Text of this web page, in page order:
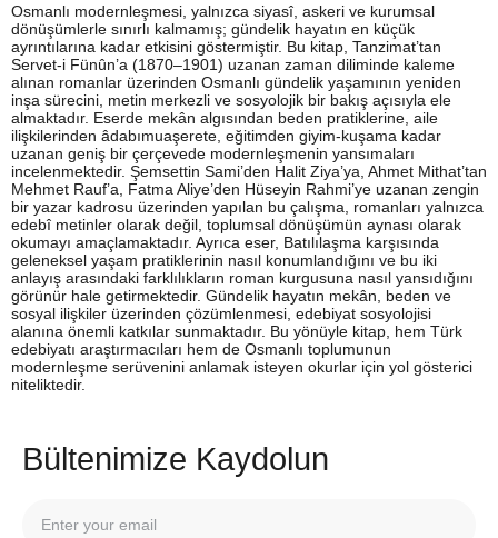
Osmanlı modernleşmesi, yalnızca siyasî, askeri ve kurumsal
dönüşümlerle sınırlı kalmamış; gündelik hayatın en küçük
ayrıntılarına kadar etkisini göstermiştir. Bu kitap, Tanzimat’tan
Servet-i Fünûn’a (1870–1901) uzanan zaman diliminde kaleme
alınan romanlar üzerinden Osmanlı gündelik yaşamının yeniden
inşa sürecini, metin merkezli ve sosyolojik bir bakış açısıyla ele
almaktadır. Eserde mekân algısından beden pratiklerine, aile
ilişkilerinden âdabımuaşerete, eğitimden giyim-kuşama kadar
uzanan geniş bir çerçevede modernleşmenin yansımaları
incelenmektedir. Şemsettin Sami’den Halit Ziya’ya, Ahmet Mithat’tan
Mehmet Rauf’a, Fatma Aliye’den Hüseyin Rahmi’ye uzanan zengin
bir yazar kadrosu üzerinden yapılan bu çalışma, romanları yalnızca
edebî metinler olarak değil, toplumsal dönüşümün aynası olarak
okumayı amaçlamaktadır. Ayrıca eser, Batılılaşma karşısında
geleneksel yaşam pratiklerinin nasıl konumlandığını ve bu iki
anlayış arasındaki farklılıkların roman kurgusuna nasıl yansıdığını
görünür hale getirmektedir. Gündelik hayatın mekân, beden ve
sosyal ilişkiler üzerinden çözümlenmesi, edebiyat sosyolojisi
alanına önemli katkılar sunmaktadır. Bu yönüyle kitap, hem Türk
edebiyatı araştırmacıları hem de Osmanlı toplumunun
modernleşme serüvenini anlamak isteyen okurlar için yol gösterici
niteliktedir.
Bültenimize Kaydolun